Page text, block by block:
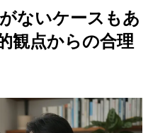
ないケースもあ
観点からの合理